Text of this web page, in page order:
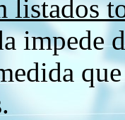
listados
impede